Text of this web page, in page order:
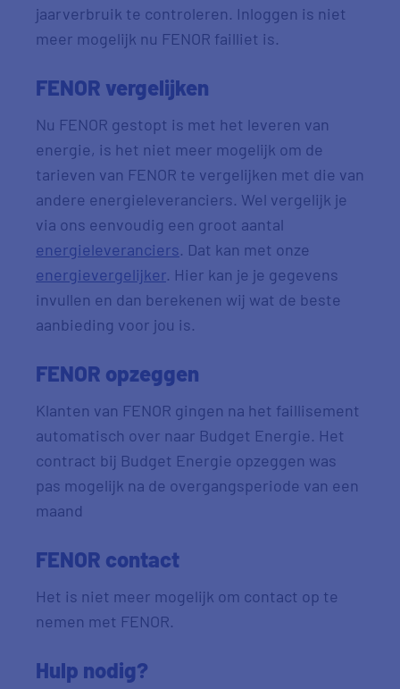
jaarverbruik te controleren. Inloggen is niet
meer mogelijk nu FENOR failliet is.
FENOR vergelijken
Nu FENOR gestopt is met het leveren van
energie, is het niet meer mogelijk om de
tarieven van FENOR te vergelijken met die van
andere energieleveranciers. Wel vergelijk je
via ons eenvoudig een groot aantal
energieleveranciers. Dat kan met onze
energievergelijker. Hier kan je je gegevens
invullen en dan berekenen wij wat de beste
aanbieding voor jou is.
FENOR opzeggen
Klanten van FENOR gingen na het faillisement
automatisch over naar Budget Energie. Het
contract bij Budget Energie opzeggen was
pas mogelijk na de overgangsperiode van een
maand
FENOR contact
Het is niet meer mogelijk om contact op te
nemen met FENOR.
Hulp nodig?